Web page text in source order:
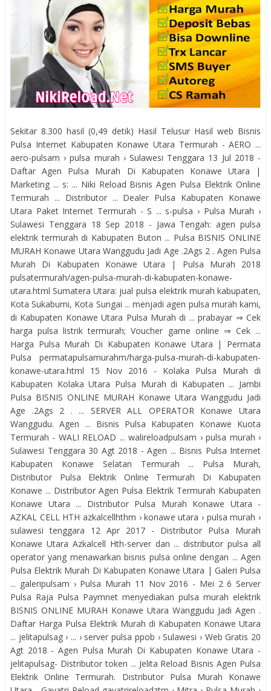
Sekitar 8.300 hasil (0,49 detik) Hasil Telusur Hasil web Bisnis
Pulsa Internet Kabupaten Konawe Utara Termurah - AERO ...
aero-pulsam › pulsa murah › Sulawesi Tenggara 13 Jul 2018 -
Daftar Agen Pulsa Murah Di Kabupaten Konawe Utara |
Marketing ... s: ... Niki Reload Bisnis Agen Pulsa Elektrik Online
Termurah ... Distributor ... Dealer Pulsa Kabupaten Konawe
Utara Paket Internet Termurah - S ... s-pulsa › Pulsa Murah ›
Sulawesi Tenggara 18 Sep 2018 - Jawa Tengah: agen pulsa
elektrik termurah di Kabupaten Buton ... Pulsa BISNIS ONLINE
MURAH Konawe Utara Wanggudu Jadi Age .2Ags 2 . Agen Pulsa
Murah Di Kabupaten Konawe Utara | Pulsa Murah 2018
pulsatermurah/agen-pulsa-murah-di-kabupaten-konawe-
utara.html Sumatera Utara: jual pulsa elektrik murah kabupaten,
Kota Sukabumi, Kota Sungai ... menjadi agen pulsa murah kami,
di Kabupaten Konawe Utara Pulsa Murah di ... prabayar ⇒ Cek
harga pulsa listrik termurah; Voucher game online ⇒ Cek ...
Harga Pulsa Murah Di Kabupaten Konawe Utara | Permata
Pulsa permatapulsamurahm/harga-pulsa-murah-di-kabupaten-
konawe-utara.html 15 Nov 2016 - Kolaka Pulsa Murah di
Kabupaten Kolaka Utara Pulsa Murah di Kabupaten ... Jambi
Pulsa BISNIS ONLINE MURAH Konawe Utara Wanggudu Jadi
Age .2Ags 2 . ... SERVER ALL OPERATOR Konawe Utara
Wanggudu. Agen ... Bisnis Pulsa Kabupaten Konawe Kuota
Termurah - WALI RELOAD ... walireloadpulsam › pulsa murah ›
Sulawesi Tenggara 30 Agt 2018 - Agen ... Bisnis Pulsa Internet
Kabupaten Konawe Selatan Termurah ... Pulsa Murah,
Distributor Pulsa Elektrik Online Termurah Di Kabupaten
Konawe ... Distributor Agen Pulsa Elektrik Termurah Kabupaten
Konawe Utara ... Distributor Pulsa Murah Konawe Utara -
AZKAL CELL HTH azkalcellhthm › konawe utara › pulsa murah ›
sulawesi tenggara 12 Apr 2017 - Distributor Pulsa Murah
Konawe Utara Azkalcell Hth-server dan ... distributor pulsa all
operator yang menawarkan bisnis pulsa online dengan ... Agen
Pulsa Elektrik Murah Di Kabupaten Konawe Utara | Galeri Pulsa
... galeripulsam › Pulsa Murah 11 Nov 2016 - Mei 2 6 Server
Pulsa Raja Pulsa Paymnet menyediakan pulsa murah elektrik
BISNIS ONLINE MURAH Konawe Utara Wanggudu Jadi Agen .
Daftar Harga Pulsa Elektrik Murah di Kabupaten Konawe Utara
... jelitapulsag › ... › server pulsa ppob › Sulawesi › Web Gratis 20
Agt 2018 - Agen Pulsa Murah Di Kabupaten Konawe Utara -
jelitapulsag- Distributor token ... Jelita Reload Bisnis Agen Pulsa
Elektrik Online Termurah. Distributor Pulsa Murah Konawe